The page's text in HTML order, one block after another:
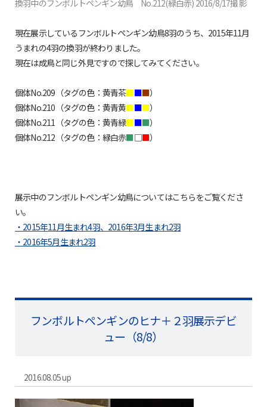
換羽中のフンボルトペンギン幼鳥 No.212(緑白赤) 2016/8/17撮影
現在展示しているフンボルトペンギン幼鳥8羽のうち、2015年11月
うまれの4羽の換羽が終わりました。
現在は成鳥と同じ外見ですので探してみてください。
個体No.209（タグの色：黄青茶■■■）
個体No.210（タグの色：黄青黄■■■）
個体No.211（タグの色：黄青緑■■■）
個体No.212（タグの色：緑白赤■□■）
展示中のフンボルトペンギン幼鳥についてはこちらをご覧くださ
い。
・2015年11月生まれ4羽、2016年3月生まれ2羽
・2016年5月生まれ2羽
フンボルトペンギンのヒナ＋２羽展示デビ
ュー（8/8）
2016.08.05 up